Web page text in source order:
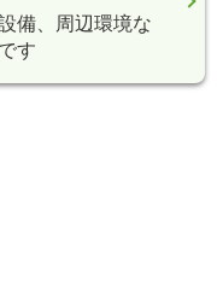
備、周辺環境な
す